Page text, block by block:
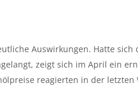
Auswirkungen. Hatte sich
zeigt sich im April ein
reagierten in der letzten